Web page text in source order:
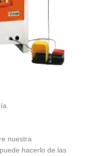
nuestra
hacerlo de las